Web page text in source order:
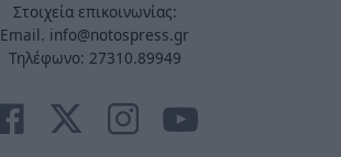
Στοιχεία επικοινωνίας:
Email. info@notospress.gr
Τηλέφωνο: 27310.89949